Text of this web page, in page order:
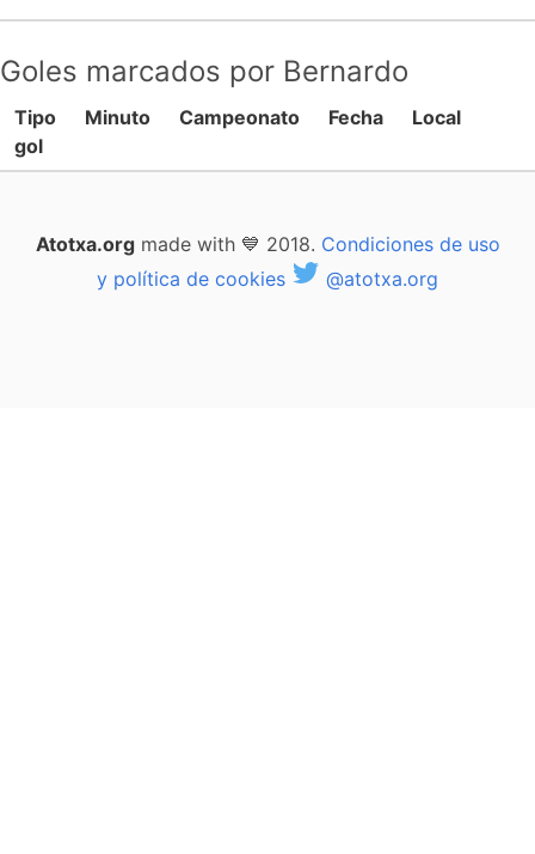
Goles marcados por Bernardo
Tipo
gol
Minuto Campeonato Fecha Local
Atotxa.orgmade with 💙 2018. Condiciones de uso
y política de cookies
@atotxa.org